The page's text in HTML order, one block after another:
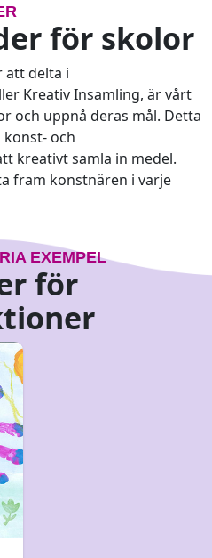
för skolor
att delta i
Kreativ Insamling, är vårt
och uppnå deras mål. Detta
och
kreativt samla in medel.
fram konstnären i varje
EXEMPEL
för